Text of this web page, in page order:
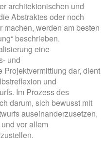
architektonischen und
Abstraktes oder noch
werden am besten
beschrieben.
eine
und
dar, dient
und
Im Prozess des
darum, sich bewusst mit
auseinanderzusetzen,
vor allem